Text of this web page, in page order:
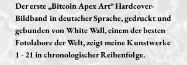
Der erste „Bitcoin Apex Art“ Hardcover-
Bildband in deutscher Sprache, gedruckt und
gebunden von White Wall, einem der besten
Fotolabore der Welt, zeigt meine Kunstwerke
1 - 21 in chronologischer Reihenfolge.